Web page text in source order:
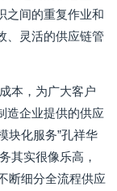
之间的重复作业和
、灵活的供应链管
本，为广大客户
造企业提供的供应
块化服务”孔祥华
其实很像乐高，
断细分全流程供应